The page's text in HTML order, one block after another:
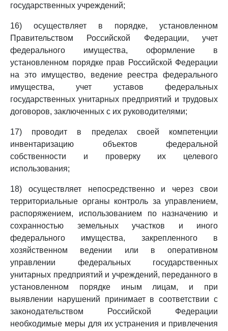
государственных учреждений;
16) осуществляет в порядке, установленном
Правительством Российской Федерации, учет
федерального имущества, оформление в
установленном порядке прав Российской Федерации
на это имущество, ведение реестра федерального
имущества, учет уставов федеральных
государственных унитарных предприятий и трудовых
договоров, заключенных с их руководителями;
17) проводит в пределах своей компетенции
инвентаризацию объектов федеральной
собственности и проверку их целевого
использования;
18) осуществляет непосредственно и через свои
территориальные органы контроль за управлением,
распоряжением, использованием по назначению и
сохранностью земельных участков и иного
федерального имущества, закрепленного в
хозяйственном ведении или в оперативном
управлении федеральных государственных
унитарных предприятий и учреждений, переданного в
установленном порядке иным лицам, и при
выявлении нарушений принимает в соответствии с
законодательством Российской Федерации
необходимые меры для их устранения и привлечения